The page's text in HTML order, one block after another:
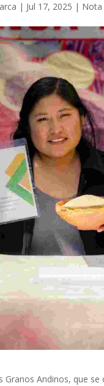
| Jul 17, 2025 | Nota
Andinos, que